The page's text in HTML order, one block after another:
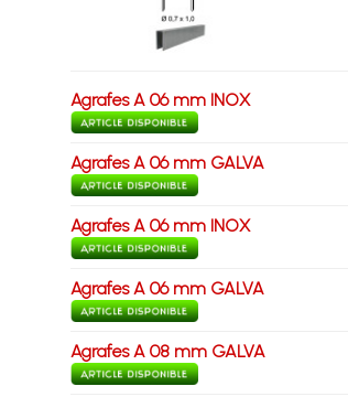
Agrafes A 06 mm INOX
Agrafes A 06 mm GALVA
Agrafes A 06 mm INOX
Agrafes A 06 mm GALVA
Agrafes A 08 mm GALVA